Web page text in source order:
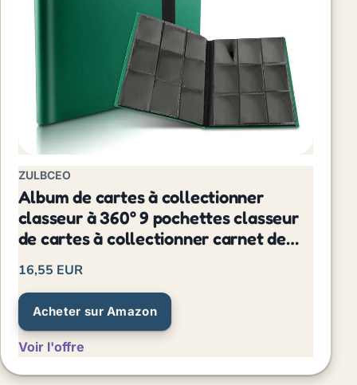
ZULBCEO
Album de cartes à collectionner
classeur à 360° 9 pochettes classeur
de cartes à collectionner carnet de
notes grande capacité
16,55 EUR
Acheter sur Amazon
Voir l'offre